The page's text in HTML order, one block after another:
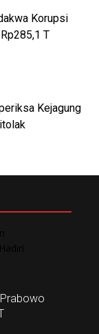
Korupsi
T
Kejagung